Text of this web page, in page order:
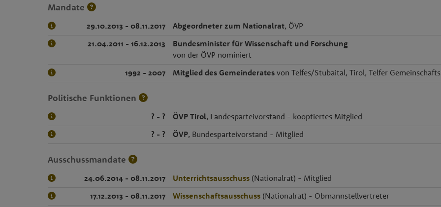
Mandate
29.10.2013 - 08.11.2017 Abgeordneter zum Nationalrat, ÖVP
21.04.2011 - 16.12.2013
Bundesminister für Wissenschaft und Forschung
von der ÖVP nominiert
1992 - 2007
Mitglied des Gemeinderates von Telfes/Stubaital, Tirol, Telfer
Politische Funktionen
? - ? ÖVP Tirol, Landesparteivorstand - kooptiertes Mitglied
? - ?
ÖVP, Bundesparteivorstand - Mitglied
Ausschussmandate
24.06.2014 - 08.11.2017 Unterrichtsausschuss (Nationalrat) - Mitglied
17.12.2013 - 08.11.2017
Wissenschaftsausschuss (Nationalrat) - Obmannstellvertreter